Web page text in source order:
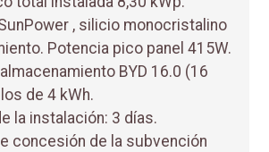
, silicio monocristalino
Potencia pico panel 415W.
BYD 16.0 (16
de 4 kWh.
la instalación: 3 días.
concesión de la subvención